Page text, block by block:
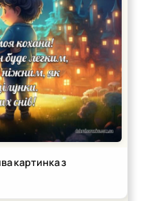
картинка з